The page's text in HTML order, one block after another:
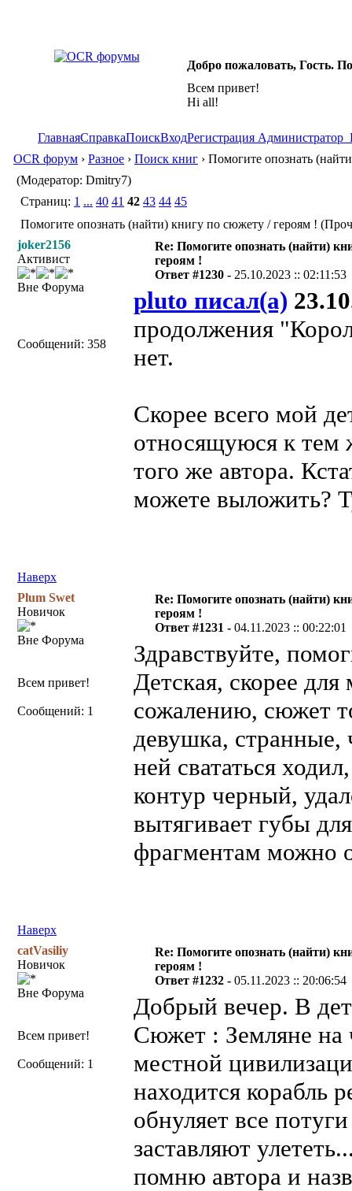
Добро пожаловать, Гость.
Всем привет!
Hi all!
ГлавнаяСправкаПоискВходРегистрация Администратор
OCR форум › Разное › Поиск книг › Помогите опознать
(Модератор: Dmitry7)
Страниц: 1 ... 40 41 42 43 44 45
Помогите опознать (найти) книгу по сюжету / героям !
joker2156
Активист
Вне Форума
Сообщений: 358
Re: Помогите опознать (найти)
героям !
Ответ #1230 - 25.10.2023 :: 02:11:53
pluto писал(а)
продолжения
нет.
Скорее всего мой
относящуюся к тем
того же автора.
можете выложить?
Наверх
Plum Swet
Новичок
Вне Форума
Всем привет!
Сообщений: 1
Re: Помогите опознать (найти)
героям !
Ответ #1231 -04.11.2023 :: 00:22:01
Здравствуйте,
Детская, скорее
сожалению, сюжет
девушка, странные,
ней свататься
контур черный,
вытягивает губы
фрагментам можно
Наверх
catVasiliy
Новичок
Вне Форума
Всем привет!
Сообщений: 1
Re: Помогите опознать (найти)
героям !
Ответ #1232 -05.11.2023 :: 20:06:54
Добрый вечер. В
Сюжет : Земляне на
местной
находится корабль
обнуляет все
заставляют
помню автора и